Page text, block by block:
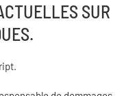
SUR